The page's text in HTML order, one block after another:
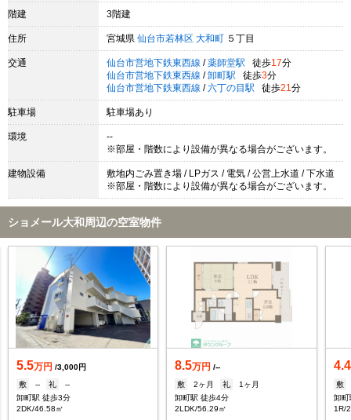
階建 3階建
住所 宮城県 仙台市若林区 大和町 ５丁目
交通 仙台市営地下鉄東西線 / 薬師堂駅 徒歩17分
仙台市営地下鉄東西線 / 卸町駅 徒歩3分
仙台市営地下鉄東西線 / 六丁の目駅 徒歩21 分
駐車場 駐車場あり
環境
--
※部屋・階数により設備が異なる場合がございます。
建物設備
敷地内ごみ置き場 / LPガス / 電気 / 公営上水道 / 下水道
※部屋・階数により設備が異なる場合がございます。
ショメール大和周辺の空室物件
5.5万円 /3,000円
敷
-- 礼
--
卸町駅 徒歩3分
2DK/46.58㎡
8.5万円 /--
敷
2ヶ月 礼
1ヶ月
卸町駅 徒歩4分
2LDK/56.29㎡
4.4
敷
卸町
1R/